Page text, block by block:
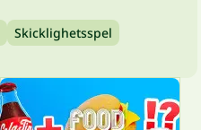
Skicklighetsspel